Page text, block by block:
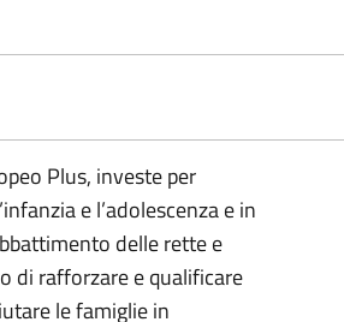
Plus, investe per
e l’adolescenza e in
delle rette e
di rafforzare e qualificare
le famiglie in